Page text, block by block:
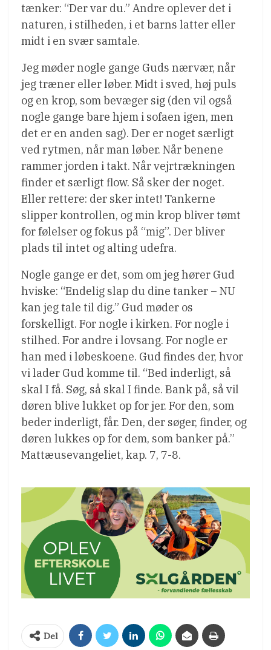
tænker: “Der var du.” Andre oplever det i
naturen, i stilheden, i et barns latter eller
midt i en svær samtale.
Jeg møder nogle gange Guds nærvær, når
jeg træner eller løber. Midt i sved, høj puls
og en krop, som bevæger sig (den vil også
nogle gange bare hjem i sofaen igen, men
det er en anden sag). Der er noget særligt
ved rytmen, når man løber. Når benene
rammer jorden i takt. Når vejrtrækningen
finder et særligt flow. Så sker der noget.
Eller rettere: der sker intet! Tankerne
slipper kontrollen, og min krop bliver tømt
for følelser og fokus på “mig”. Der bliver
plads til intet og alting udefra.
Nogle gange er det, som om jeg hører Gud
hviske: “Endelig slap du dine tanker – NU
kan jeg tale til dig.” Gud møder os
forskelligt. For nogle i kirken. For nogle i
stilhed. For andre i lovsang. For nogle er
han med i løbeskoene. Gud findes der, hvor
vi lader Gud komme til. “Bed inderligt, så
skal I få. Søg, så skal I finde. Bank på, så vil
døren blive lukket op for jer. For den, som
beder inderligt, får. Den, der søger, finder, og
døren lukkes op for dem, som banker på.”
Mattæusevangeliet, kap. 7, 7-8.
Del